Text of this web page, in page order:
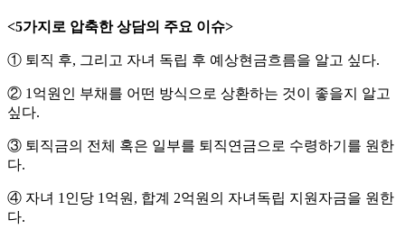
<5가지로 압축한 상담의 주요 이슈>
① 퇴직 후, 그리고 자녀 독립 후 예상현금흐름을 알고 싶다.
② 1억원인 부채를 어떤 방식으로 상환하는 것이 좋을지 알고
싶다.
③ 퇴직금의 전체 혹은 일부를 퇴직연금으로 수령하기를 원한
다.
④ 자녀 1인당 1억원, 합계 2억원의 자녀독립 지원자금을 원한
다.